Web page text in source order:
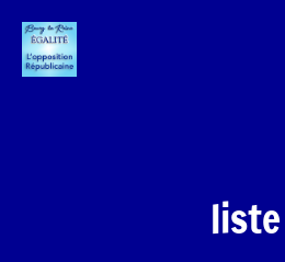
contenu
liste